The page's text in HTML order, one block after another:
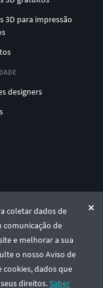
coletar dados de
comunicação de
e melhorar a sua
o nosso Aviso de
dados que
direitos. Saber
3D para impressão
designers